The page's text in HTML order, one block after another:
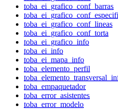
toba_ei_grafico_conf_barras
toba_ei_grafico_conf_lineas
toba_ei_grafico_conf_torta
toba_ei_grafico_info
toba_ei_info
toba_ei_mapa_info
toba_elemento_perfil
toba_empaquetador
toba_error_asistentes
toba_error_modelo